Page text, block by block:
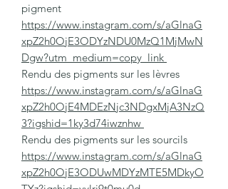
pigment
https://www.instagram.com/s/aGlnaG
xpZ2h0OjE3ODYzNDU0MzQ1MjMwN
Dgw?utm_medium=copy_link
Rendu des pigments sur les lèvres
https://www.instagram.com/s/aGlnaG
xpZ2h0OjE4MDEzNjc3NDgxMjA3NzQ
3?igshid=1ky3d74iwznhw
Rendu des pigments sur les sourcils
https://www.instagram.com/s/aGlnaG
xpZ2h0OjE3ODUwMDYzMTE5MDkyO